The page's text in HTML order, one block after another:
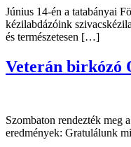
Június 14-én a tatabányai
kézilabdázóink
és természetesen […]
Veterán birkózó
Szombaton rendezték meg
eredmények: Gratulálunk